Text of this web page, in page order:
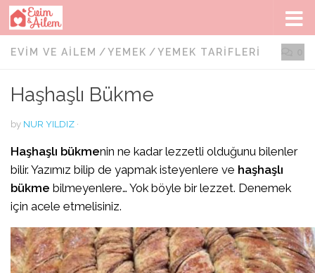
Skip to content
EVIM VE AILEM /YEMEK /YEMEK TARIFLERI
Haşhaşlı Bükme
by NUR YILDIZ ·
Haşhaşlı bükmenin ne kadar lezzetli olduğunu bilenler
bilir. Yazımız bilip de yapmak isteyenlere ve haşhaşlı
bükme bilmeyenlere… Yok böyle bir lezzet. Denemek
için acele etmelisiniz.